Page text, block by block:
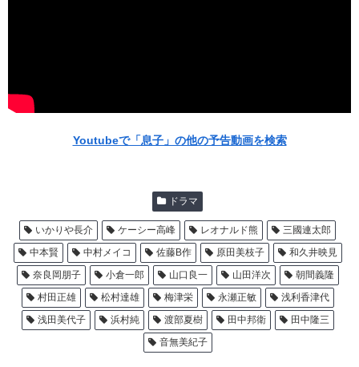
Youtubeで「息子」の他の予告動画を検索
ドラマ
いかりや長介 ケーシー高峰 レオナルド熊
三國連太郎
中本賢
中村メイコ 佐藤B作 原田美枝子
和久井映見
奈良岡朋子
小倉一郎 山口良一 山田洋次
朝間義隆
村田正雄
松村達雄 梅津栄 永瀬正敏
浅利香津代
浅田美代子
浜村純 渡部夏樹 田中邦衛
田中隆三
音無美紀子